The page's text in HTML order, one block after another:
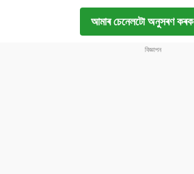
আমাৰ চেনেলটো অনুসৰণ কৰক